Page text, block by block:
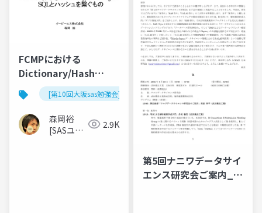
FCMPにおける
Dictionary/Hash
Object．SQLとハッシ
ュを繋ぐもの
[第10回大阪sas勉強会]
森岡裕
[SASユー
2.9K
第5回ナニワデータサイ
エンス研究会ご案内_第